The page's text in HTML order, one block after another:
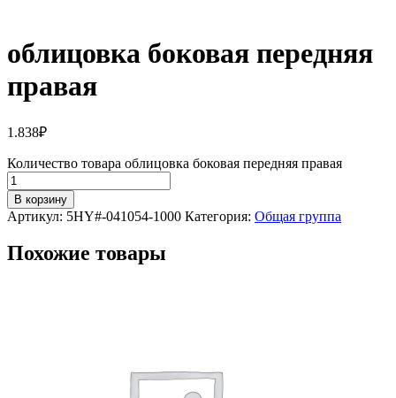
облицовка боковая передняя
правая
1.838₽
Количество товара облицовка боковая передняя правая
В корзину
Артикул: 5HY#-041054-1000 Категория: Общая группа
Похожие товары